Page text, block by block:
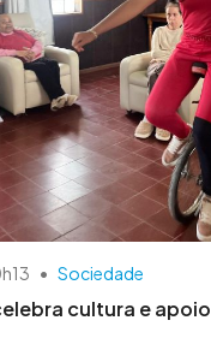
• Sociedade
cultura e apoio